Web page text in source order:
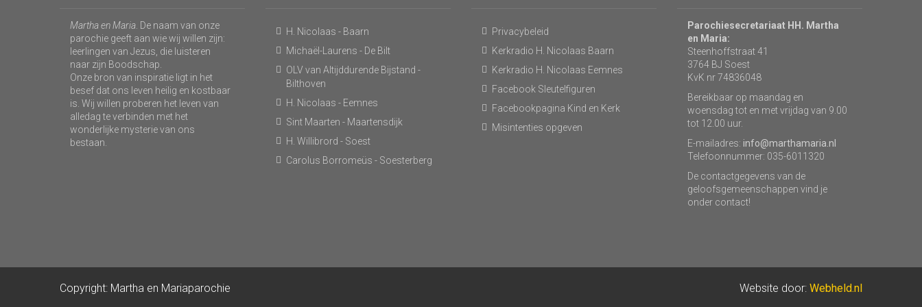
Martha en Maria . De naam van onze
parochie geeft aan wie wij willen zijn:
leerlingen van Jezus, die luisteren
naar zijn Boodschap.
Onze bron van inspiratie ligt in het
besef dat ons leven heilig en kostbaar
is. Wij willen proberen het leven van
alledag te verbinden met het
wonderlijke mysterie van ons
bestaan.
H. Nicolaas - Baarn
Michaël-Laurens - De Bilt
OLV van Altijddurende Bijstand -
Bilthoven
H. Nicolaas - Eemnes
Sint Maarten - Maartensdijk
H. Willibrord - Soest
Carolus Borromeüs - Soesterberg
Privacybeleid
Kerkradio H. Nicolaas Baarn
Kerkradio H. Nicolaas Eemnes
Facebook Sleutelfiguren
Facebookpagina Kind en Kerk
Misintenties opgeven
Parochiesecretariaat HH. Martha
en Maria:
Steenhoffstraat 41
3764 BJ Soest
KvK nr 74836048
Bereikbaar op maandag en
woensdag tot en met vrijdag van 9.00
tot 12.00 uur.
E-mailadres: info@marthamaria.nl
Telefoonnummer: 035-6011320
De contactgegevens van de
geloofsgemeenschappen vind je
onder contact!
Copyright: Martha en Mariaparochie Website door: Webheld.nl